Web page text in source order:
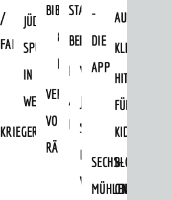
/
FAMILIENFORSCHUNG
JÜDISCHE
SPUREN
IN
WEINHEIM
KRIEGERDENKMAL
BIBLIOTHEK
LEHRER/INNEN
&
ERZIEHER/INNEN
VERMIETUNG
VON
RÄUMEN
STADTARCHIV
BENUTZUNG
MELDEKARTEI
/
FAMILIENFORSCHUNG
JÜDISCHE
SPUREN
IN
WEINHEIM
-
DIE
APP
HITS
FÜR
KIDS
SECHS-
MÜHLEN-
BLOGGER
ON